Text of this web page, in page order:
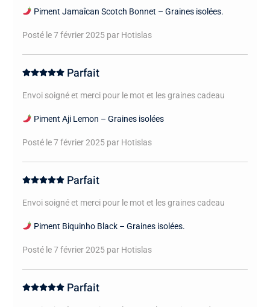
Piment Jamaîcan Scotch Bonnet – Graines isolées.
Posté le 7 février 2025par Hotislas
Parfait
Envoi soigné et merci pour le mot et les graines cadeau
Piment Aji Lemon – Graines isolées
Posté le 7 février 2025par Hotislas
Parfait
Envoi soigné et merci pour le mot et les graines cadeau
Piment Biquinho Black – Graines isolées.
Posté le 7 février 2025par Hotislas
Parfait